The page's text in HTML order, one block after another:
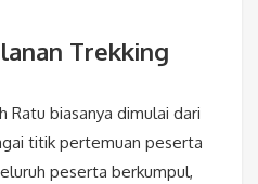
Trekking
Ratu biasanya dimulai dari
titik pertemuan peserta
peserta berkumpul,